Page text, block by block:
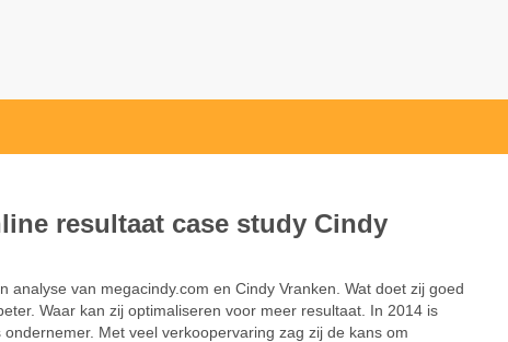
resultaat case study Cindy
analyse van megacindy.com en Cindy Vranken. Wat doet zij goed
Waar kan zij optimaliseren voor meer resultaat. In 2014 is
ondernemer. Met veel verkoopervaring zag zij de kans om